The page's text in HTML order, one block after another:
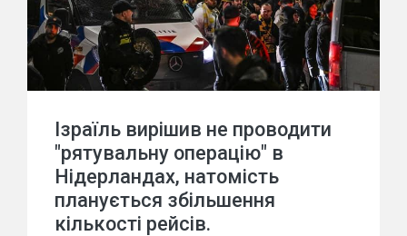
Ізраїль вирішив не проводити
"рятувальну операцію" в
Нідерландах, натомість
планується збільшення
кількості рейсів.